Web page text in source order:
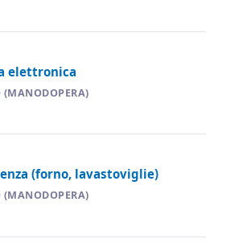
elettronica
(forno, lavastoviglie)